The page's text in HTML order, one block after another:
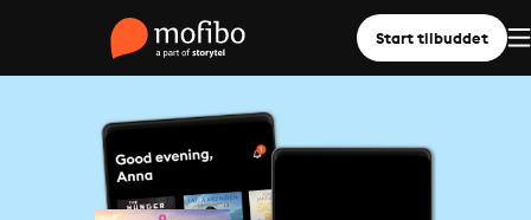
Start tilbuddet